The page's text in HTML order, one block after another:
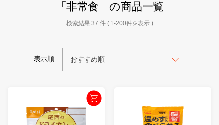
「非常食」の商品一覧
検索結果 37 件 ( 1-200件を表示 )
表示順